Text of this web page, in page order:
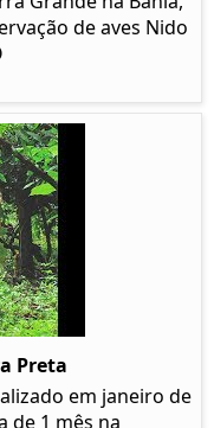
de aves Nido
Preta
em janeiro de
de 1 mês na